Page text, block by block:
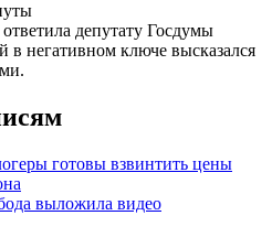
депутату Госдумы
негативном ключе высказался
готовы взвинтить цены
выложила видео